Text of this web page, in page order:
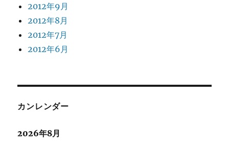
2012年9月
2012年8月
2012年7月
2012年6月
カンレンダー
2026年8月